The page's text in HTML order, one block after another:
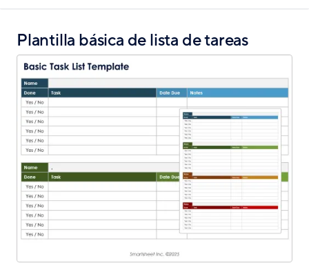
Plantilla básica de lista de tareas